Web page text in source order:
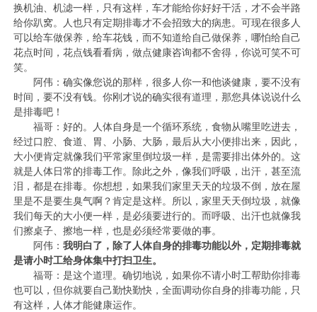
换机油、机滤一样，只有这样，车才能给你好好干活，才不会半路
给你趴窝。人也只有定期排毒才不会招致大的病患。可现在很多人
可以给车做保养，给车花钱，而不知道给自己做保养，哪怕给自己
花点时间，花点钱看看病，做点健康咨询都不舍得，你说可笑不可
笑。
阿伟：确实像您说的那样，很多人你一和他谈健康，要不没有
时间，要不没有钱。你刚才说的确实很有道理，那您具体说说什么
是排毒吧！
福哥：好的。人体自身是一个循环系统，食物从嘴里吃进去，
经过口腔、食道、胃、小肠、大肠，最后从大小便排出来，因此，
大小便肯定就像我们平常家里倒垃圾一样，是需要排出体外的。这
就是人体日常的排毒工作。除此之外，像我们呼吸，出汗，甚至流
泪，都是在排毒。你想想，如果我们家里天天的垃圾不倒，放在屋
里是不是要生臭气啊？肯定是这样。所以，家里天天倒垃圾，就像
我们每天的大小便一样，是必须要进行的。而呼吸、出汗也就像我
们擦桌子、擦地一样，也是必须经常要做的事。
阿伟：我明白了，除了人体自身的排毒功能以外，定期排毒就
是请小时工给身体集中打扫卫生。
福哥：是这个道理。确切地说，如果你不请小时工帮助你排毒
也可以，但你就要自己勤快勤快，全面调动你自身的排毒功能，只
有这样，人体才能健康运作。